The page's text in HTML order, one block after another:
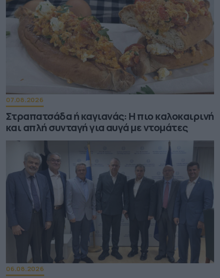
07.08.2026
Στραπατσάδα ή καγιανάς: Η πιο καλοκαιρινή
και απλή συνταγή για αυγά με ντομάτες
06.08.2026